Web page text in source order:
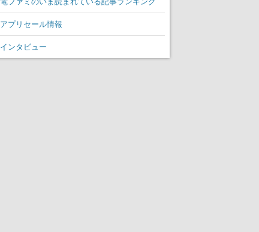
ージショーや没入型のホ
アプリセール情報
インタビュー